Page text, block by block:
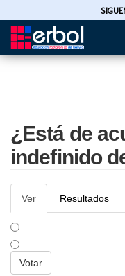
Pasar
¿Está de
indefinido
Solapas
principales
Ver (solapa
activa)
Resultados
Opciones
Votar